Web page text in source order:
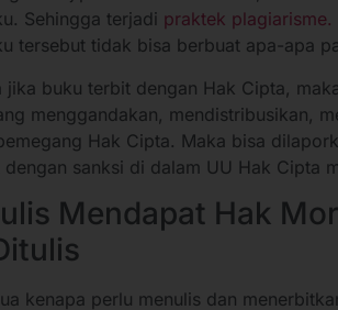
Sehingga terjadi praktek plagiarisme.
tersebut tidak bisa berbuat apa-apa
jika buku terbit dengan Hak Cipta,
menggandakan, mendistribusikan,
Hak Cipta. Maka bisa
sanksi di dalam UU Hak Cipta
Mendapat Hak
kenapa perlu menulis dan